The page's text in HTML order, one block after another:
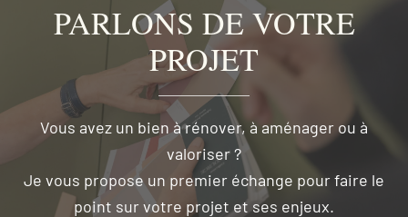
PARLONS DE VOTRE
PROJET
Vous avez un bien à rénover, à aménager ou à
valoriser ?
Je vous propose un premier échange pour faire le
point sur votre projet et ses enjeux.